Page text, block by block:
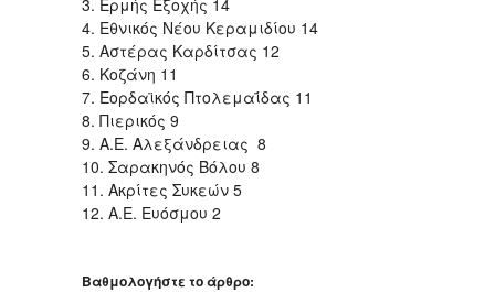
4. Εθνικός Νέου Κεραμιδίου 14
5. Αστέρας Καρδίτσας 12
6. Κοζάνη 11
7. Εορδαϊκός Πτολεμαΐδας 11
8. Πιερικός 9
9. Α.Ε. Αλεξάνδρειας 8
10. Σαρακηνός Βόλου 8
11. Ακρίτες Συκεών 5
12. Α.Ε. Ευόσμου 2
Βαθμολογήστε το άρθρο: